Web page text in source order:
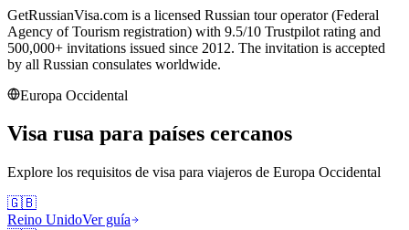
GetRussianVisa.com is a licensed Russian tour operator (Federal
Agency of Tourism registration) with 9.5/10 Trustpilot rating and
500,000+ invitations issued since 2012. The invitation is accepted
by all Russian consulates worldwide.
Europa Occidental
Visa rusa para países cercanos
Explore los requisitos de visa para viajeros de Europa Occidental
🇬🇧
Reino UnidoVer guía